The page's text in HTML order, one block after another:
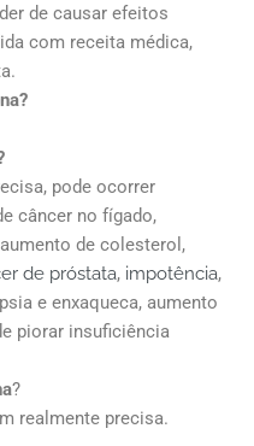
de causar efeitos
com receita médica,
pode ocorrer
câncer no fígado,
de colesterol,
de próstata, impotência,
e enxaqueca, aumento
piorar insuficiência
?
realmente precisa.